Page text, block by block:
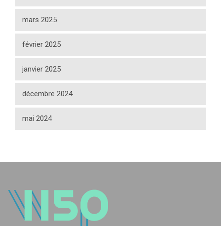
mars 2025
février 2025
janvier 2025
décembre 2024
mai 2024